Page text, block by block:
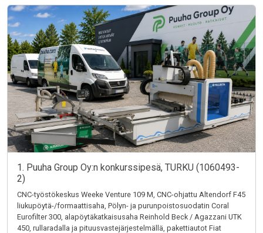
1. Puuha Group Oy:n konkurssipesä, TURKU (1060493-
2)
CNC-työstökeskus Weeke Venture 109 M, CNC-ohjattu Altendorf F45
liukupöytä-/formaattisaha, Pölyn- ja purunpoistosuodatin Coral
Eurofilter 300, alapöytäkatkaisusaha Reinhold Beck / Agazzani UTK
450, rullaradalla ja pituusvastejärjestelmällä, pakettiautot Fiat